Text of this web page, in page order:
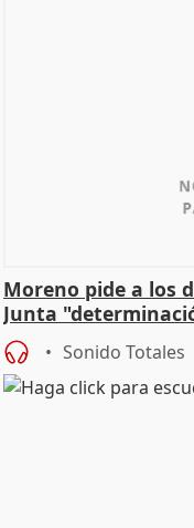
Moreno pide a los
Junta
diálog
Sonido Totales